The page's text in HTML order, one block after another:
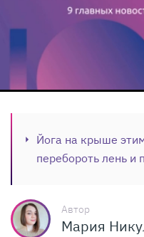
Йога на крыше
перебороть лень и
Автор
Мария